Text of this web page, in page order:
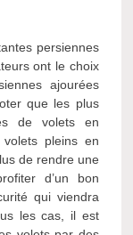
persiennes
ont le choix
ajourées
que les plus
de volets en
volets pleins en
de rendre une
d’un bon
qui viendra
les cas, il est